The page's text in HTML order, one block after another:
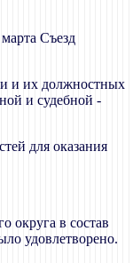
Съезд
и их должностных
и судебной -
для оказания
округа в состав
удовлетворено.